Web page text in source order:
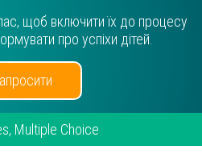
щоб включити їх до процесу
про успіхи дітей.
Multiple Choice